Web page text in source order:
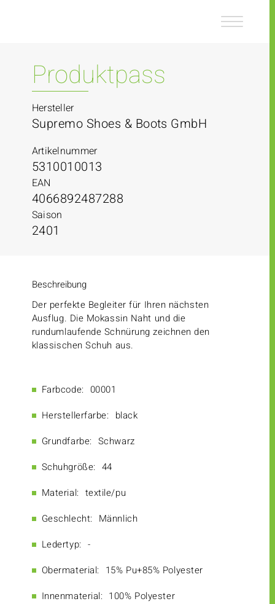
Produktpass
Hersteller
Supremo Shoes & Boots GmbH
Artikelnummer
5310010013
EAN
4066892487288
Saison
2401
Beschreibung
Der perfekte Begleiter für Ihren nächsten
Ausflug. Die Mokassin Naht und die
rundumlaufende Schnürung zeichnen den
klassischen Schuh aus.
Farbcode: 00001
Herstellerfarbe: black
Grundfarbe: Schwarz
Schuhgröße: 44
Material: textile/pu
Geschlecht: Männlich
Ledertyp: -
Obermaterial: 15% Pu+85% Polyester
Innenmaterial: 100% Polyester